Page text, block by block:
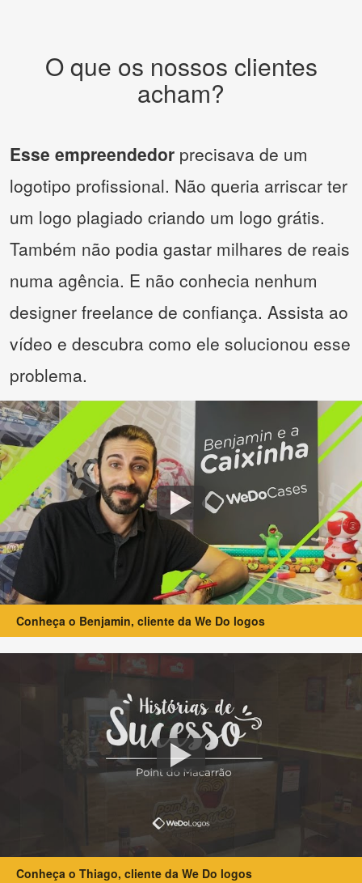
O que os nossos clientes
acham?
Esse empreendedor precisava de um
logotipo profissional. Não queria arriscar ter
um logo plagiado criando um logo grátis.
Também não podia gastar milhares de reais
numa agência. E não conhecia nenhum
designer freelance de confiança. Assista ao
vídeo e descubra como ele solucionou esse
problema.
Conheça o Benjamin, cliente da We Do logos
Conheça o Thiago, cliente da We Do logos